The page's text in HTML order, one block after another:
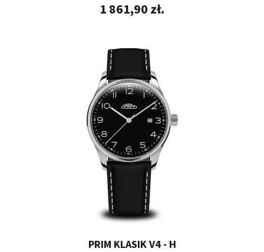
1 861,90 zł.
PRIM KLASIK V4 - H